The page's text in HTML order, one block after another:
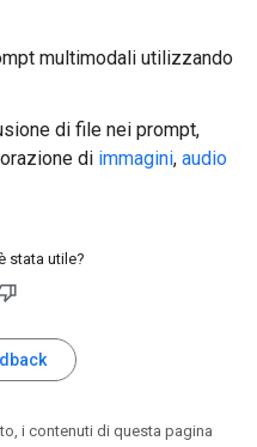
multimodali utilizzando
di file nei prompt,
di immagini, audio
stata utile?
i contenuti di questa pagina